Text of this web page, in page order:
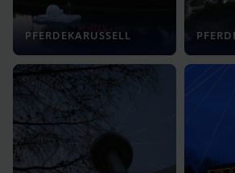
PFERDEKARUSSELL